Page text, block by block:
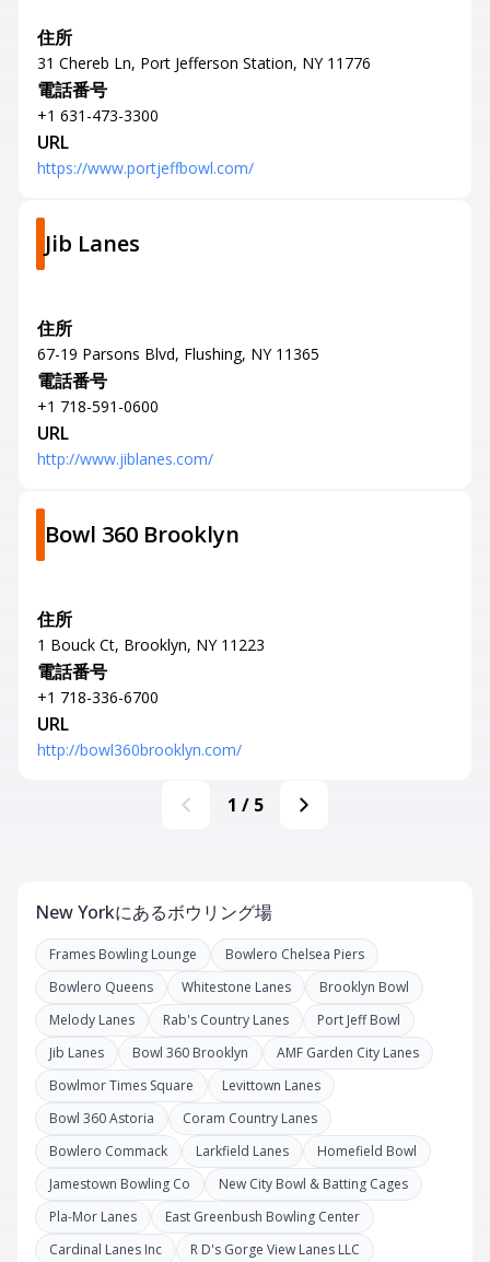
住所
31 Chereb Ln, Port Jefferson Station, NY 11776
電話番号
+1 631-473-3300
URL
https://www.portjeffbowl.com/
Jib Lanes
住所
67-19 Parsons Blvd, Flushing, NY 11365
電話番号
+1 718-591-0600
URL
http://www.jiblanes.com/
Bowl 360 Brooklyn
住所
1 Bouck Ct, Brooklyn, NY 11223
電話番号
+1 718-336-6700
URL
http://bowl360brooklyn.com/
1 / 5
New Yorkにあるボウリング場
Frames Bowling Lounge
Bowlero Chelsea Piers
Bowlero Queens
Whitestone Lanes
Brooklyn Bowl
Melody Lanes
Rab's Country Lanes
Port Jeff Bowl
Jib Lanes
Bowl 360 Brooklyn
AMF Garden City Lanes
Bowlmor Times Square
Levittown Lanes
Bowl 360 Astoria
Coram Country Lanes
Bowlero Commack
Larkfield Lanes
Homefield Bowl
Jamestown Bowling Co
New City Bowl & Batting Cages
Pla-Mor Lanes
East Greenbush Bowling Center
Cardinal Lanes Inc
R D's Gorge View Lanes LLC